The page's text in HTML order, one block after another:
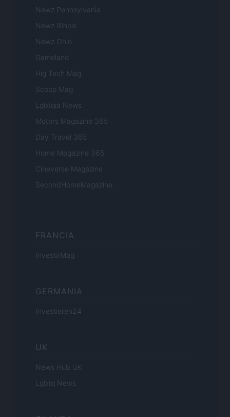
Newz Pennsylvania
Newz Illinois
Newz Ohio
Gameland
Hig Tech Mag
Scoop Mag
Lgbtqia News
Motors Magazine 365
Day Travel 365
Home Magazine 365
Cineverse Magazine
SecondHomeMagazine
FRANCIA
InvestirMag
GERMANIA
Investieren24
UK
News Hub UK
Lgbtq News